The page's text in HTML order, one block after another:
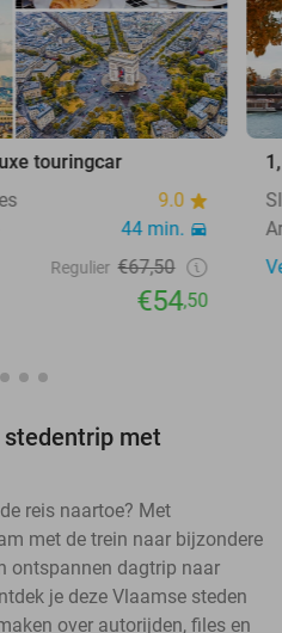
touringcar
9.0
44 min.
Regulier €67,50
€54,50
met
reis naartoe? Met
met de trein naar bijzondere
ontspannen dagtrip naar
je deze Vlaamse steden
over autorijden, files en